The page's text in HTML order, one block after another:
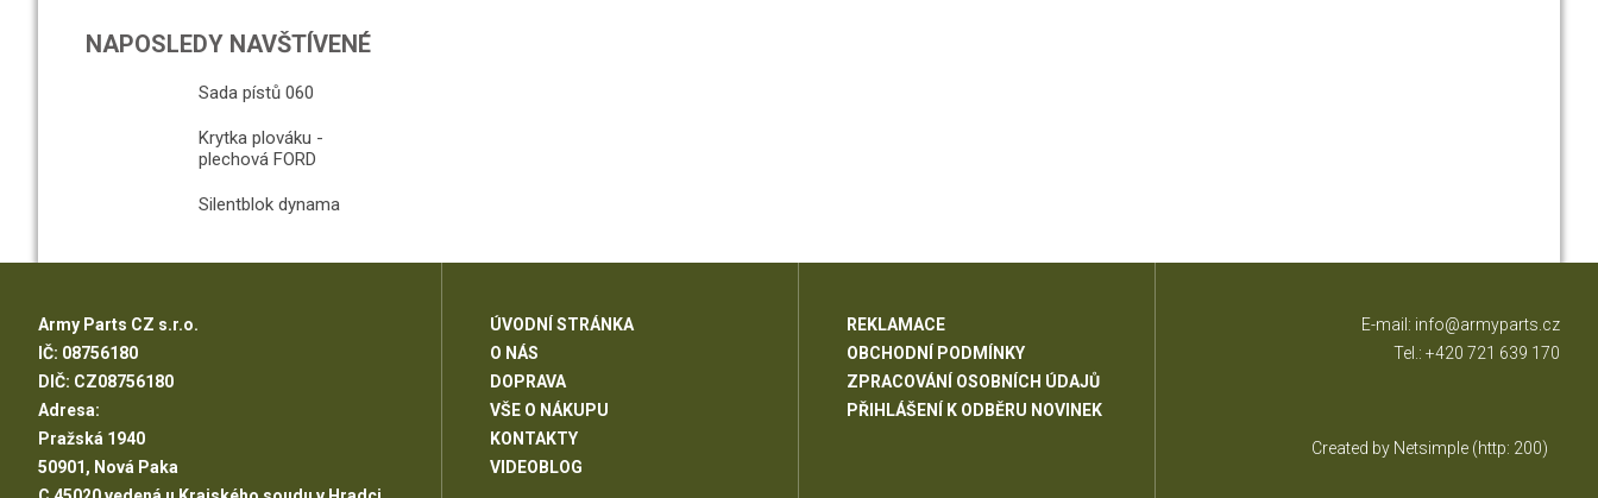
NAPOSLEDY NAVŠTÍVENÉ
Sada pístů 060
Krytka plováku -
plechová FORD
Silentblok dynama
Army Parts CZ s.r.o.
IČ: 08756180
DIČ: CZ08756180
Adresa:
Pražská 1940
50901, Nová Paka
ÚVODNÍ STRÁNKA
O NÁS
DOPRAVA
VŠE O NÁKUPU
KONTAKTY
VIDEOBLOG
REKLAMACE
OBCHODNÍ PODMÍNKY
ZPRACOVÁNÍ OSOBNÍCH ÚDAJŮ
PŘIHLÁŠENÍ K ODBĚRU NOVINEK
E-mail: info@armyparts.cz
Tel.: +420 721 639 170
Created by Netsimple (http: 200)